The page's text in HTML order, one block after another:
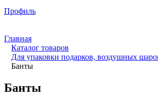
Профиль
Главная
Каталог товаров
Для упаковки подарков, воздушных
Банты
Банты